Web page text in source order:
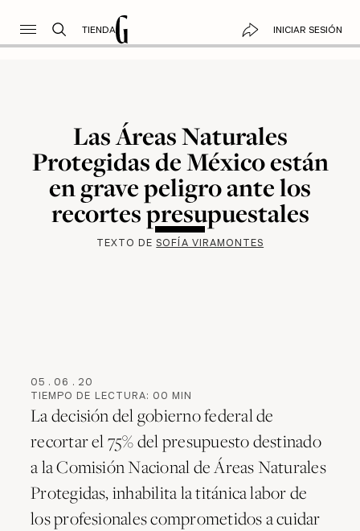
TIENDA INICIAR SESIÓN
Las Áreas Naturales
Protegidas de México están
en grave peligro ante los
recortes presupuestales
TEXTO DE SOFÍA VIRAMONTES
05 . 06 . 20
TIEMPO DE LECTURA: 00 MIN
La decisión del gobierno federal de
recortar el 75% del presupuesto destinado
a la Comisión Nacional de Áreas Naturales
Protegidas, inhabilita la titánica labor de
los profesionales comprometidos a cuidar